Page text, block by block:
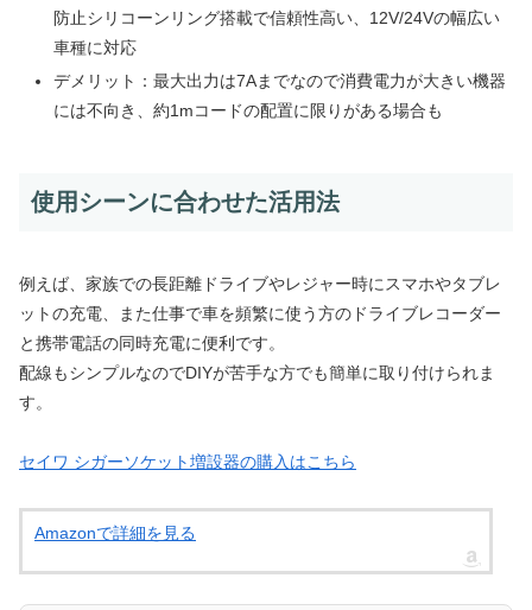
防止シリコーンリング搭載で信頼性高い、12V/24Vの幅広い
車種に対応
デメリット：最大出力は7Aまでなので消費電力が大きい機器
には不向き、約1mコードの配置に限りがある場合も
使用シーンに合わせた活用法
例えば、家族での長距離ドライブやレジャー時にスマホやタブレ
ットの充電、また仕事で車を頻繁に使う方のドライブレコーダー
と携帯電話の同時充電に便利です。
配線もシンプルなのでDIYが苦手な方でも簡単に取り付けられま
す。
セイワ シガーソケット増設器の購入はこちら
Amazonで詳細を見る